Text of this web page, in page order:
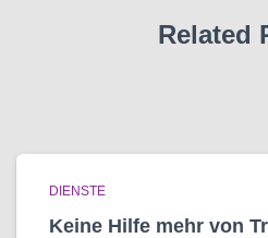
Related
DIENSTE
Keine Hilfe mehr von